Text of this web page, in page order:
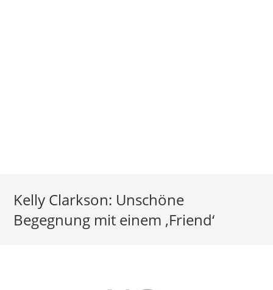
Kelly Clarkson: Unschöne
Begegnung mit einem ‚Friend‘